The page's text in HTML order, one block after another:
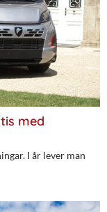
med
I år lever man